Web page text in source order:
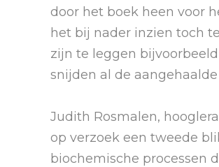
door het boek heen voor
het bij nader inzien toch
zijn te leggen
snijden al de
Judith Rosmalen,
op verzoek een tweede
biochemische processen